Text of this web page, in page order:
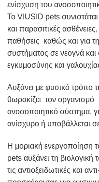
ενίσχυση του
Το VIUSID pets
και παρασιτικές
παθήσεις καθώς και για
συστήματος σε νεογνά
εγκυμοσύνης και
Αυξάνει με φυσικό τρόπο
θωρακίζει τον οργανισμό
ανοσοποιητικό σύστημα,
ανίσχυρο ή υποβάλλεται
Η μοριακή ενεργοποίηση
pets αυξάνει τη βιολογική
τις αντιοξειδωτικές και